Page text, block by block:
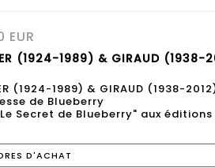
(1924-1989) & GIRAUD
(1924-1989) & GIRAUD (1938-
de Blueberry
Secret de Blueberry" aux
D'ACHAT